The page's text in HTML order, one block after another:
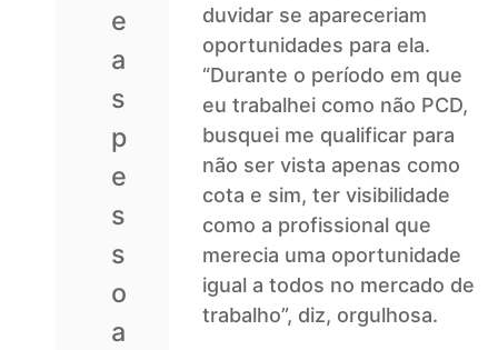
e
a
s
p
e
s
s
o
a
duvidar se apareceriam
oportunidades para ela.
“Durante o período em que
eu trabalhei como não PCD,
busquei me qualificar para
não ser vista apenas como
cota e sim, ter visibilidade
como a profissional que
merecia uma oportunidade
igual a todos no mercado de
trabalho”, diz, orgulhosa.